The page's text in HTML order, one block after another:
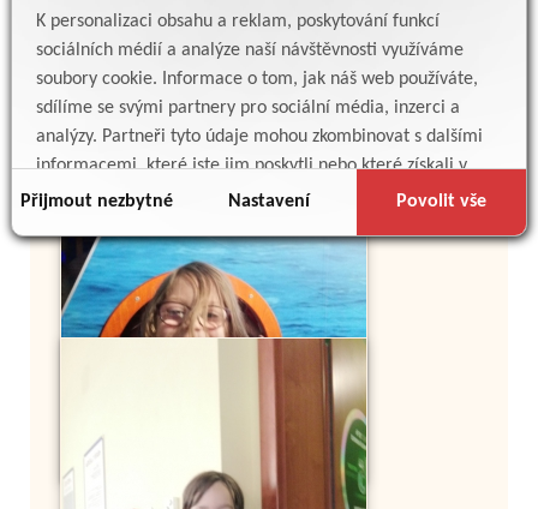
K personalizaci obsahu a reklam, poskytování funkcí
sociálních médií a analýze naší návštěvnosti využíváme
soubory cookie. Informace o tom, jak náš web používáte,
sdílíme se svými partnery pro sociální média, inzerci a
analýzy. Partneři tyto údaje mohou zkombinovat s dalšími
informacemi, které jste jim poskytli nebo které získali v
důsledku toho, že používáte jejich služby.
Přijmout nezbytné Nastavení Povolit vše